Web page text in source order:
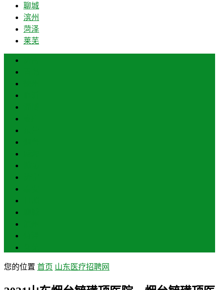
聊城
滨州
菏泽
莱芜
您的位置 首页 山东医疗招聘网